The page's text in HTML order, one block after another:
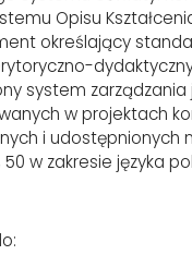
Opisu
określający
system
w projektach
i udostępnionych
w zakresie języka